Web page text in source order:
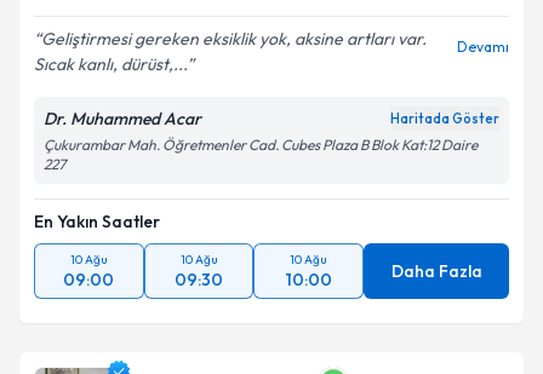
Geliştirmesi gereken eksiklik yok, aksine artları var.
Sıcak kanlı, dürüst,...
Devamı
Dr. Muhammed Acar Haritada Göster
Çukurambar Mah. Öğretmenler Cad. Cubes Plaza B Blok Kat:12 Daire
227
En Yakın Saatler
10 Ağu
09:00
10 Ağu
09:30
10 Ağu
10:00 Daha Fazla